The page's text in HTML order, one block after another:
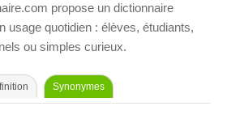
propose un dictionnaire
usage quotidien : élèves, étudiants,
ou simples curieux.
Synonymes